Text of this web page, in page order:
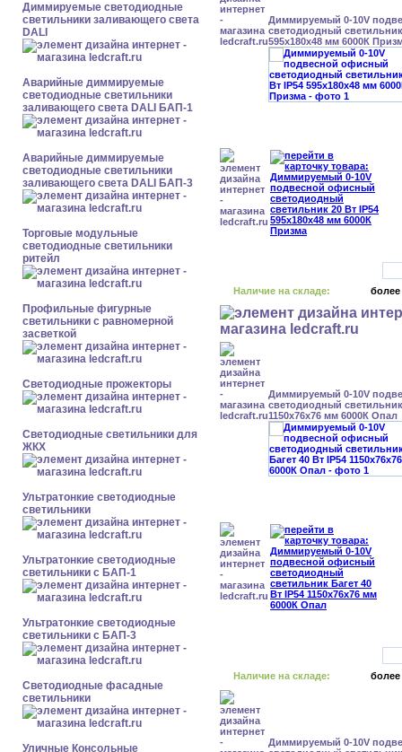
Диммируемые светодиодные
светильники заливающего света
DALI
Аварийные диммируемые
светодиодные светильники
заливающего света DALI БАП-1
Аварийные диммируемые
светодиодные светильники
заливающего света DALI БАП-3
Торговые модульные
светодиодные светильники
ритейл
Профильные фигурные
светильники с равномерной
засветкой
Светодиодные прожекторы
Светодиодные светильники для
ЖКХ
Ультратонкие светодиодные
светильники
Ультратонкие светодиодные
светильники с БАП-1
Ультратонкие светодиодные
светильники с БАП-3
Светодиодные фасадные
светильники
Уличные Консольные
Диммируемый 0-10V
светодиодный
595x180x48 мм 6000К
Наличие на складе: более
Диммируемый 0-10V
светодиодный светильник
1150x76x76 мм 6000К Опал
Наличие на складе: более
Диммируемый 0-10V